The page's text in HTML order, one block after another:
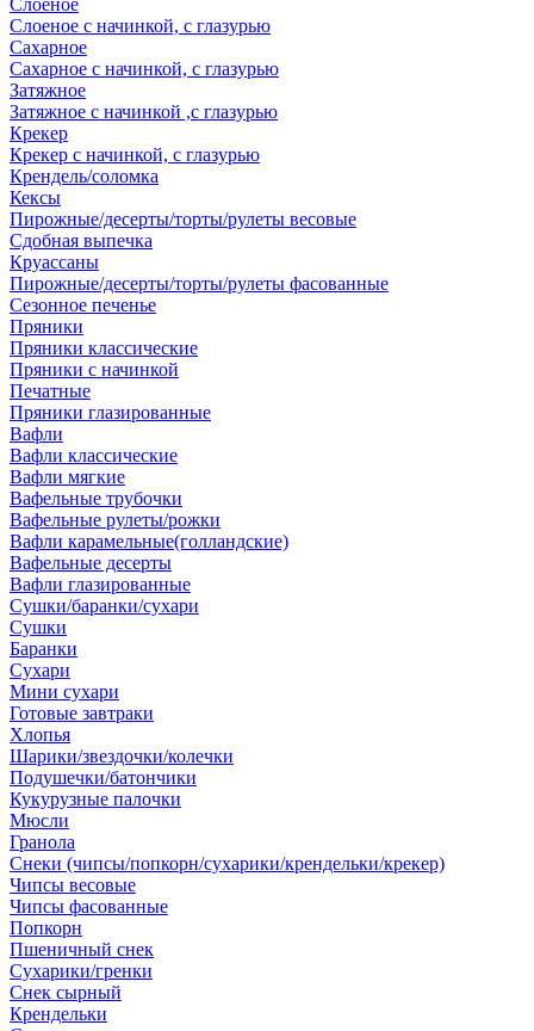
Слоеное
Слоеное с начинкой, с глазурью
Сахарное
Сахарное с начинкой, с глазурью
Затяжное
Затяжное с начинкой ,с глазурью
Крекер
Крекер с начинкой, с глазурью
Крендель/соломка
Кексы
Пирожные/десерты/торты/рулеты весовые
Сдобная выпечка
Круассаны
Пирожные/десерты/торты/рулеты фасованные
Сезонное печенье
Пряники
Пряники классические
Пряники с начинкой
Печатные
Пряники глазированные
Вафли
Вафли классические
Вафли мягкие
Вафельные трубочки
Вафельные рулеты/рожки
Вафли карамельные(голландские)
Вафельные десерты
Вафли глазированные
Сушки/баранки/сухари
Сушки
Баранки
Сухари
Мини сухари
Готовые завтраки
Хлопья
Шарики/звездочки/колечки
Подушечки/батончики
Кукурузные палочки
Мюсли
Гранола
Снеки (чипсы/попкорн/сухарики/крендельки/крекер)
Чипсы весовые
Чипсы фасованные
Попкорн
Пшеничный снек
Сухарики/гренки
Снек сырный
Крендельки